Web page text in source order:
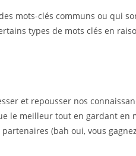
mots-clés communs ou qui
types de mots clés en
et repousser nos
le meilleur tout en gardant en
(bah oui, vous